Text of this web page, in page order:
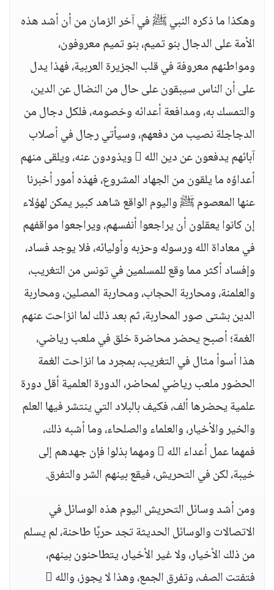
وهكذا ما ذكره النبي ﷺ في آخر الزمان من أن أشد هذه
الأمة على الدجال بنو تميم، بنو تميم معروفون،
ومواطنهم معروفة في قلب الجزيرة العربية، فهذا يدل
على أن الناس سيبقون على حال من النضال عن الدين،
والتمسك به، ومدافعة أعدائه وخصومه، فلكل دجال من
الدجاجلة نصيب من دفعهم، وسيأتي رجال في أصلاب
آبائهم يدفعون عن دين الله  ويذودون عنه، ويلقى منهم
أعداؤه ما يلقون من الجهاد المشروع، فهذه أمور أخبرنا
عنها المعصوم ﷺ واليوم الواقع شاهد كبير يمكن لهؤلاء
إن كانوا يعقلون أن يراجعوا أنفسهم، ويراجعوا مواقفهم
في معاداة الله ورسوله وحزبه وأوليائه، فلا يوجد فساد،
وإفساد أكثر مما وقع للمسلمين في تونس من التغريب،
والعلمنة، ومحاربة الحجاب، ومحاربة المصلين، ومحاربة
الدين بشتى صور المحاربة، ثم بعد ذلك لما انزاحت عنهم
الغمة؛ أصبح يحضر محاضرة خلق في ملعب رياضي،
هذا أسوأ مثال في التغريب، بمجرد ما انزاحت الغمة
الحضور ملعب رياضي لمحاضر، الدورة العلمية أقل دورة
علمية يحضرها ألف، فكيف بالبلاد التي ينتشر فيها العلم
والخير والأخيار، والعلماء والصلحاء، وما أشبه ذلك،
فمهما عمل أعداء الله  ومهما بذلوا فإن جهدهم إلى
خيبة، لكن في التحريش، فيقع بينهم الشر والتفرق.
ومن أشد وسائل التحريش اليوم هذه الوسائل في
الاتصالات والوسائل الحديثة تجد حربًا طاحنة، لم يسلم
من ذلك الأخيار، ولا غير الأخيار، يتطاحنون بينهم،
فتفتت الصف، وتفرق الجمع، وهذا لا يجوز، والله 